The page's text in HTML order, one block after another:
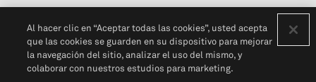
Al hacer clic en “Aceptar todas las cookies”, usted acepta
que las cookies se guarden en su dispositivo para mejorar
la navegación del sitio, analizar el uso del mismo, y
colaborar con nuestros estudios para marketing.